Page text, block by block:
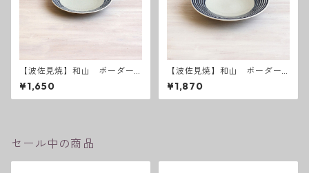
【波佐見焼】和山 ボーダー
柄 「藍駒」5寸皿
¥1,650
【波佐見焼】和山 ボーダー
柄 「藍駒」6寸皿
¥1,870
セール中の商品